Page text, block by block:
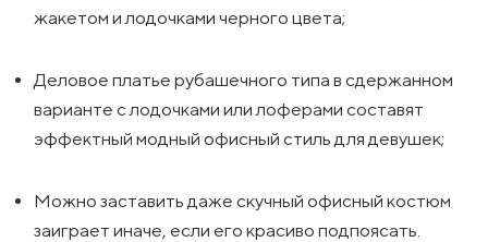
жакетом и лодочками черного цвета;
Деловое платье рубашечного типа в сдержанном
варианте с лодочками или лоферами составят
эффектный модный офисный стиль для девушек;
Можно заставить даже скучный офисный костюм
заиграет иначе, если его красиво подпоясать.